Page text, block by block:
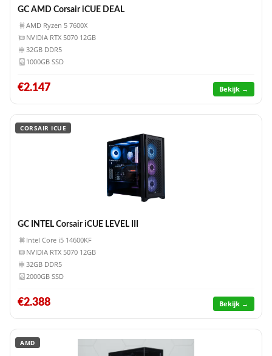
GC AMD Corsair iCUE DEAL
AMD Ryzen 5 7600X
NVIDIA RTX 5070 12GB
32GB DDR5
1000GB SSD
€2.147 Bekijk →
CORSAIR ICUE
GC INTEL Corsair iCUE LEVEL III
Intel Core i5 14600KF
NVIDIA RTX 5070 12GB
32GB DDR5
2000GB SSD
€2.388 Bekijk →
AMD